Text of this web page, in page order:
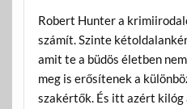
Robert Hunter a
számít. Szinte
amit te a büdös életben
meg is erősítenek a
szakértők. És itt azért kilóg